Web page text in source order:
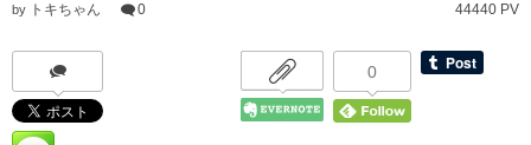
by トキちゃん 0 44440 PV
0